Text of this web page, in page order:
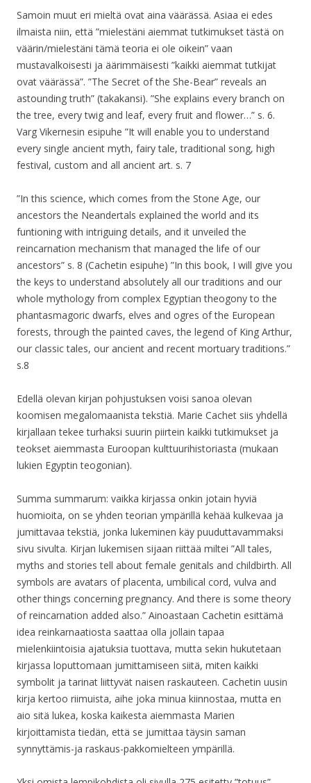
Samoin muut eri mieltä ovat aina väärässä. Asiaa ei edes
ilmaista niin, että ”mielestäni aiemmat tutkimukset tästä on
väärin/mielestäni tämä teoria ei ole oikein” vaan
mustavalkoisesti ja äärimmäisesti ”kaikki aiemmat tutkijat
ovat väärässä”. ”The Secret of the She-Bear” reveals an
astounding truth” (takakansi). ”She explains every branch on
the tree, every twig and leaf, every fruit and flower…” s. 6.
Varg Vikernesin esipuhe ”It will enable you to understand
every single ancient myth, fairy tale, traditional song, high
festival, custom and all ancient art. s. 7
”In this science, which comes from the Stone Age, our
ancestors the Neandertals explained the world and its
funtioning with intriguing details, and it unveiled the
reincarnation mechanism that managed the life of our
ancestors” s. 8 (Cachetin esipuhe) ”In this book, I will give you
the keys to understand absolutely all our traditions and our
whole mythology from complex Egyptian theogony to the
phantasmagoric dwarfs, elves and ogres of the European
forests, through the painted caves, the legend of King Arthur,
our classic tales, our ancient and recent mortuary traditions.”
s.8
Edellä olevan kirjan pohjustuksen voisi sanoa olevan
koomisen megalomaanista tekstiä. Marie Cachet siis yhdellä
kirjallaan tekee turhaksi suurin piirtein kaikki tutkimukset ja
teokset aiemmasta Euroopan kulttuurihistoriasta (mukaan
lukien Egyptin teogonian).
Summa summarum: vaikka kirjassa onkin jotain hyviä
huomioita, on se yhden teorian ympärillä kehää kulkevaa ja
jumittavaa tekstiä, jonka lukeminen käy puuduttavammaksi
sivu sivulta. Kirjan lukemisen sijaan riittää miltei ”All tales,
myths and stories tell about female genitals and childbirth. All
symbols are avatars of placenta, umbilical cord, vulva and
other things concerning pregnancy. And there is some theory
of reincarnation added also.” Ainoastaan Cachetin esittämä
idea reinkarnaatiosta saattaa olla jollain tapaa
mielenkiintoisia ajatuksia tuottava, mutta sekin hukutetaan
kirjassa loputtomaan jumittamiseen siitä, miten kaikki
symbolit ja tarinat liittyvät naisen raskauteen. Cachetin uusin
kirja kertoo riimuista, aihe joka minua kiinnostaa, mutta en
aio sitä lukea, koska kaikesta aiemmasta Marien
kirjoittamista tiedän, että se jumittaa täysin saman
synnyttämis-ja raskaus-pakkomielteen ympärillä.